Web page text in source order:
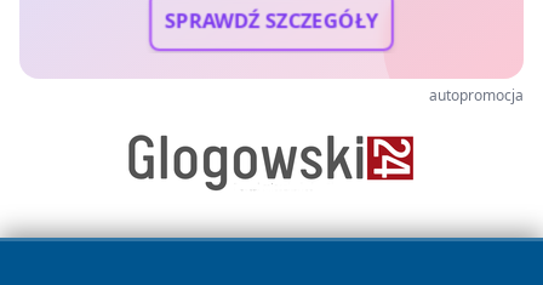
SPRAWDŹ SZCZEGÓŁY
autopromocja